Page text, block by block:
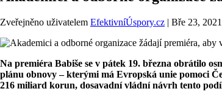
Zveřejněno uživatelem EfektivníÚspory.cz | Bře 23, 2021
Na premiéra Babiše se v pátek 19. března obrátilo
plánu obnovy – kterými má Evropská unie pomoci
216 miliard korun, dosavadní vládní návrh tento